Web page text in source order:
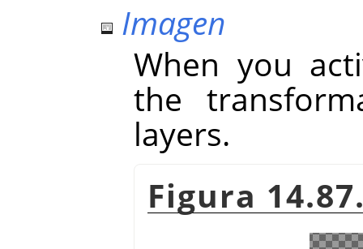
Imagen
When you
the
layers.
Figura